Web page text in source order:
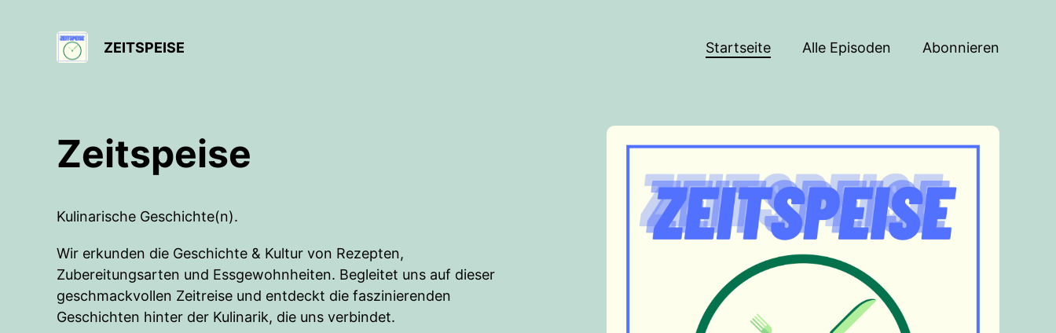
ZEITSPEISE Startseite Alle Episoden Abonnieren
Zeitspeise
Kulinarische Geschichte(n).
Wir erkunden die Geschichte & Kultur von Rezepten,
Zubereitungsarten und Essgewohnheiten. Begleitet uns auf dieser
geschmackvollen Zeitreise und entdeckt die faszinierenden
Geschichten hinter der Kulinarik, die uns verbindet.